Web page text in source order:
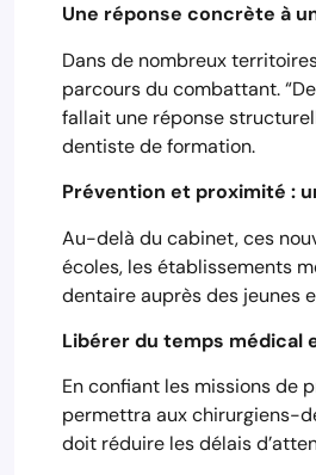
Une réponse concrète à
Dans de nombreux
parcours du combattant.
fallait une réponse
dentiste de formation.
Prévention et proximité :
Au-delà du cabinet, ces
écoles, les établissements
dentaire auprès des jeunes
Libérer du temps médical
En confiant les missions de
permettra aux chirurgiens-
doit réduire les délais